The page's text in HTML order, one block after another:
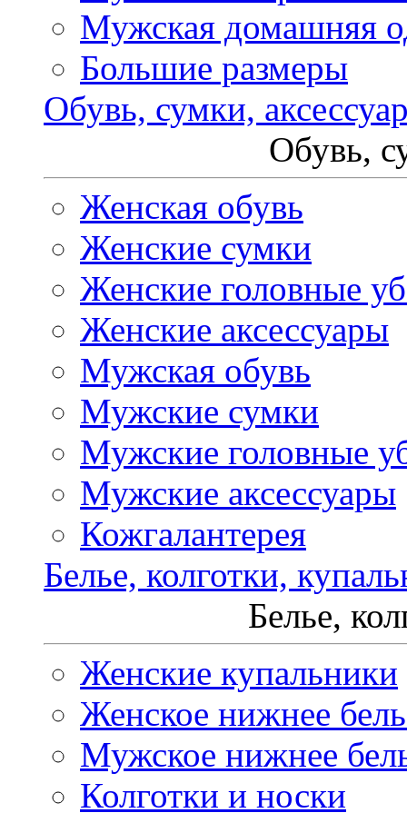
Мужская домашняя
Большие размеры
Обувь, сумки,
Обувь,
Женская обувь
Женские сумки
Женские головные
Женские аксессуары
Мужская обувь
Мужские сумки
Мужские головные
Мужские аксессуары
Кожгалантерея
Белье, колготки,
Белье,
Женские купальники
Женское нижнее
Мужское нижнее
Колготки и носки